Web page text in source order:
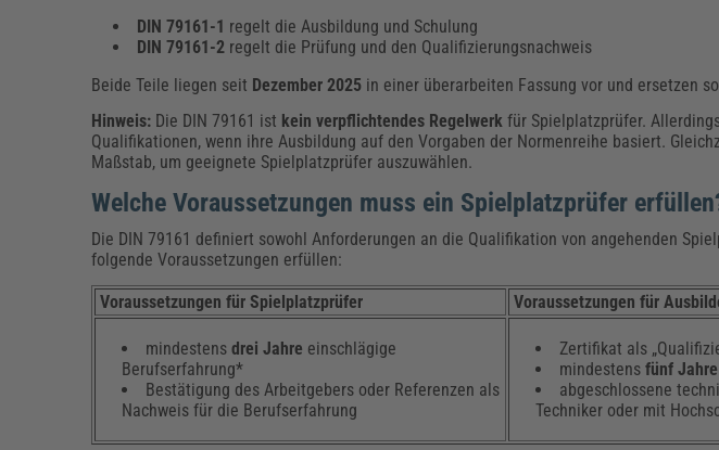
DIN 79161-1 regelt die Ausbildung und Schulung
DIN 79161-2 regelt die Prüfung und den Qualifizierungsnachweis
Beide Teile liegen seit Dezember 2025 in einer überarbeiten Fassung vor und ersetzen
Hinweis: Die DIN 79161 ist kein verpflichtendes Regelwerk für Spielplatzprüfer.
Qualifikationen, wenn ihre Ausbildung auf den Vorgaben der Normenreihe basiert.
Maßstab, um geeignete Spielplatzprüfer auszuwählen.
Welche Voraussetzungen muss ein Spielplatzprüfer
Die DIN 79161 definiert sowohl Anforderungen an die Qualifikation von angehenden
folgende Voraussetzungen erfüllen:
Voraussetzungen für Spielplatzprüfer Voraussetzungen für
mindestensdrei Jahre einschlägige
Berufserfahrung*
Bestätigung des Arbeitgebers oder Referenzen als
Nachweis für die Berufserfahrung
Zertifikat als
mindestensfünf Jahre
abgeschlossene
Techniker oder mit